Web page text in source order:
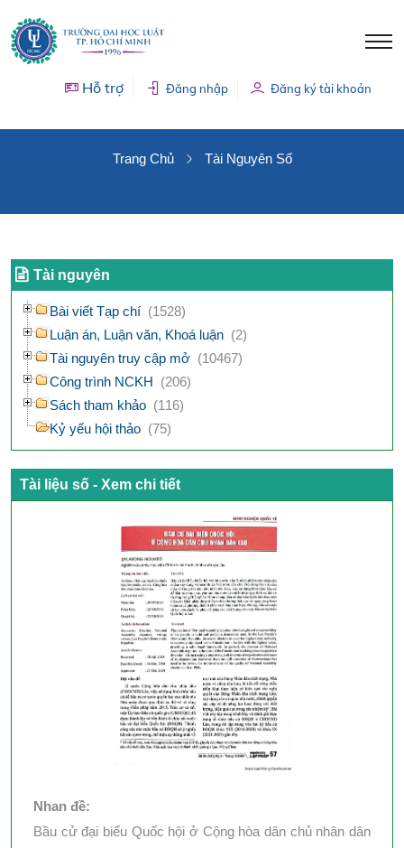
Hỗ trợ Đăng nhập Đăng ký tài khoản
Trang Chủ Tài Nguyên Số
Tài nguyên
Bài viết Tạp chí (1528)
Luận án, Luận văn, Khoá luận (2)
Tài nguyên truy cập mở (10467)
Công trình NCKH (206)
Sách tham khảo (116)
Kỷ yếu hội thảo (75)
Tài liệu số - Xem chi tiết
Nhan đề:
Bầu cử đại biểu Quốc hội ở Cộng hòa dân chủ nhân dân